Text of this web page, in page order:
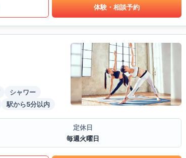
体験・相談予約
シャワー
駅から5分以内
定休日
毎週火曜日